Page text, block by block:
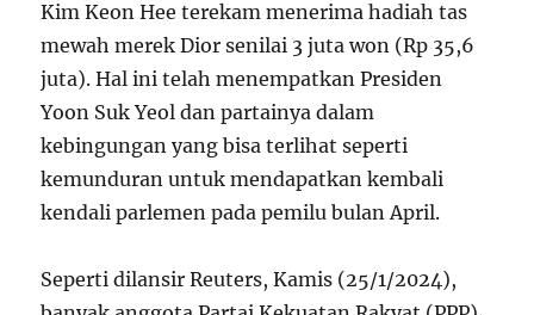
Kim Keon Hee terekam menerima hadiah tas
mewah merek Dior senilai 3 juta won (Rp 35,6
juta). Hal ini telah menempatkan Presiden
Yoon Suk Yeol dan partainya dalam
kebingungan yang bisa terlihat seperti
kemunduran untuk mendapatkan kembali
kendali parlemen pada pemilu bulan April.
Seperti dilansir Reuters, Kamis (25/1/2024),